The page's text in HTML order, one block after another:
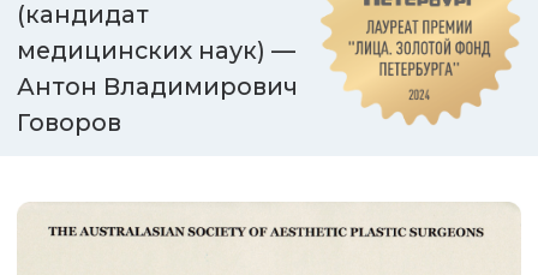
«Лифтинг Мендельсона —
идеальная процедура для людей,
возраста»